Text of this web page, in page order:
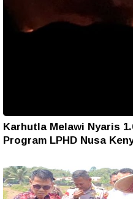
Karhutla Melawi Nyaris
Program LPHD Nusa